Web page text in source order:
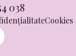
038
Cookies